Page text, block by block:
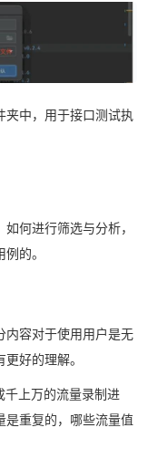
夹中，用于接口测试执
何进行筛选与分析，
的。
内容对于使用用户是无
好的理解。
千上万的流量录制进
重复的，哪些流量值